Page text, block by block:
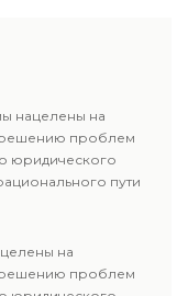
нацелены на
решению проблем
юридического
пути
на
решению проблем